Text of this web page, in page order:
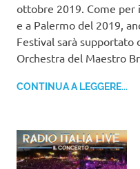
ottobre 2019. Come per
e a Palermo del 2019,
Festival sarà supportato
Orchestra del Maestro
CONTINUA A LEGGERE...